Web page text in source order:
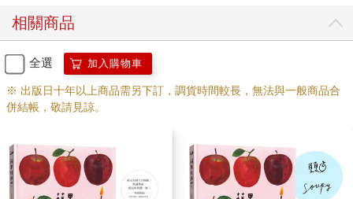
相關商品
全選 加入購物車
※ 出版日十年以上商品需另下訂，調貨時間較長，無法與一般商品合
併結帳，敬請見諒。